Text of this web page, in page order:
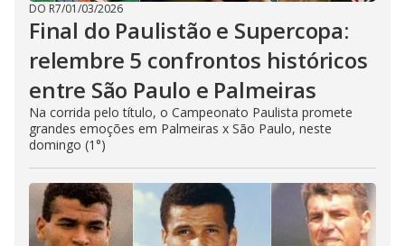
DO R7/01/03/2026
Final do Paulistão e Supercopa:
relembre 5 confrontos históricos
entre São Paulo e Palmeiras
Na corrida pelo título, o Campeonato Paulista promete
grandes emoções em Palmeiras x São Paulo, neste
domingo (1°)